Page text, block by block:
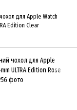
для Apple Watch
Edition Clear